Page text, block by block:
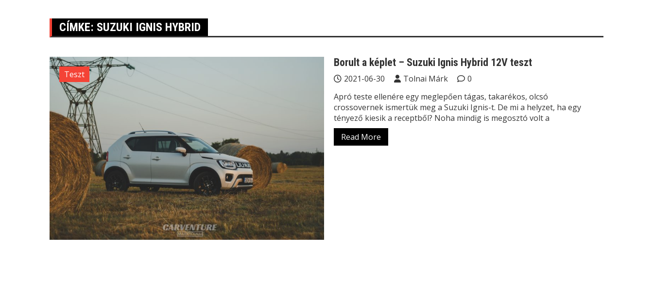
CÍMKE: SUZUKI IGNIS HYBRID
Teszt
Borult a képlet – Suzuki Ignis Hybrid 12V teszt
2021-06-30 Tolnai Márk
0
Apró teste ellenére egy meglepően tágas, takarékos, olcsó
crossovernek ismertük meg a Suzuki Ignis-t. De mi a helyzet, ha egy
tényező kiesik a receptből? Noha mindig is megosztó volt a
Read More